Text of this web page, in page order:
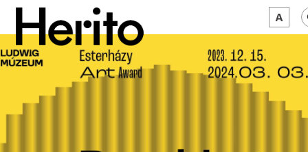
MAGAZYN
MAMY NA OKU